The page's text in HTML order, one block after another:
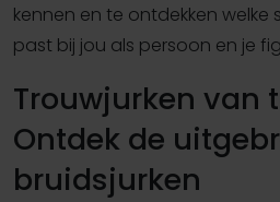
kennen en te ontdekken welke
past bij jou als persoon en je
Trouwjurken van
Ontdek de
bruidsjurken